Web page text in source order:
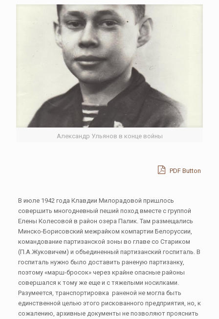
Александр Ульянов в конце войны
PDF Button
В июле 1942 года Клавдии Милорадовой пришлось
совершить многодневный пеший поход вместе с группой
Елены Колесовой в район озера Палик. Там размещались
Минско-Борисовский межрайком компартии Белоруссии,
командование партизанской зоны во главе со Стариком
(П.А.Жуковичем) и объединенный партизанский госпиталь. В
госпиталь нужно было доставить раненую партизанку,
поэтому «марш-бросок» через крайне опасные районы
совершался к тому же еще и с тяжелыми носилками.
Разумеется, транспортировка раненой не могла быть
единственной целью этого рискованного предприятия, но, к
сожалению, архивные документы не позволяют прояснить